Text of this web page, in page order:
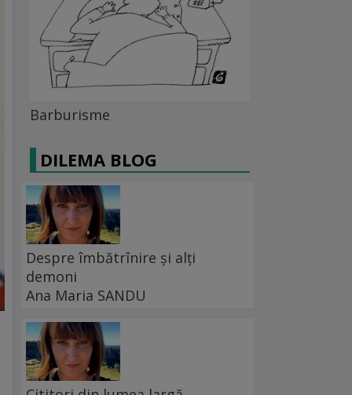
Barburisme
DILEMA BLOG
Despre îmbătrînire și alți
demoni
Ana Maria SANDU